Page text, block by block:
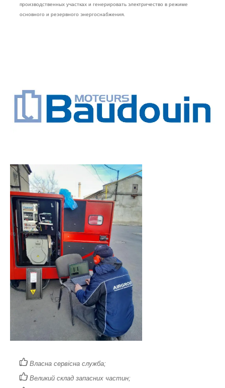
производственных участках и генерировать электричество в режиме
основного и резервного энергоснабжения.
Власна сервісна служба;
Великий склад запасних частин;